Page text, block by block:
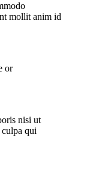
mollit anim id
or
nisi ut
qui